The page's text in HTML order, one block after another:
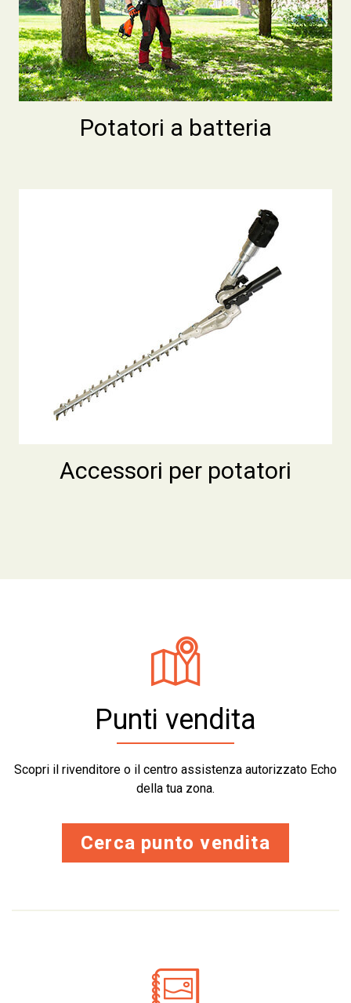
Potatori a batteria
Accessori per potatori
Punti vendita
Scopri il rivenditore o il centro assistenza autorizzato Echo
della tua zona.
Cerca punto vendita